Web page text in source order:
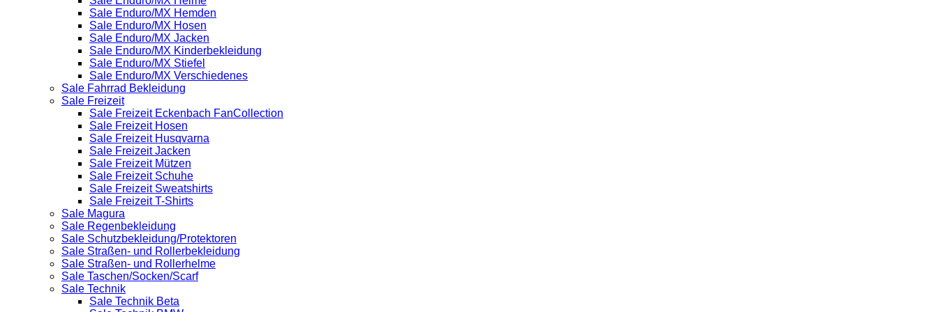
Sale Enduro/MX Hemden
Sale Enduro/MX Hosen
Sale Enduro/MX Jacken
Sale Enduro/MX Kinderbekleidung
Sale Enduro/MX Stiefel
Sale Enduro/MX Verschiedenes
Sale Fahrrad Bekleidung
Sale Freizeit
Sale Freizeit Eckenbach FanCollection
Sale Freizeit Hosen
Sale Freizeit Husqvarna
Sale Freizeit Jacken
Sale Freizeit Mützen
Sale Freizeit Schuhe
Sale Freizeit Sweatshirts
Sale Freizeit T-Shirts
Sale Magura
Sale Regenbekleidung
Sale Schutzbekleidung/Protektoren
Sale Straßen- und Rollerbekleidung
Sale Straßen- und Rollerhelme
Sale Taschen/Socken/Scarf
Sale Technik
Sale Technik Beta